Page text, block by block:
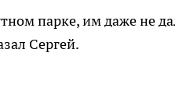
парке, им даже не
Сергей.